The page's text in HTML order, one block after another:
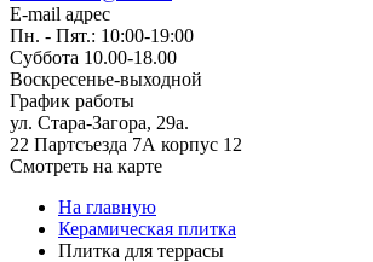
E-mail адрес
Пн. - Пят.: 10:00-19:00
Суббота 10.00-18.00
Воскресенье-выходной
График работы
ул. Стара-Загора, 29а.
22 Партсъезда 7А корпус 12
Смотреть на карте
На главную
Керамическая плитка
Плитка для террасы